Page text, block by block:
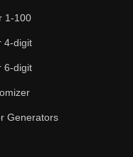
1-100
4-digit
6-digit
Generators